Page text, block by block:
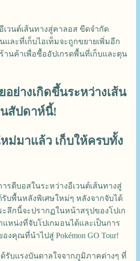
เวนต์เส้นทางสู่คาลอส ขีดจำกัด
และที่เก็บไอเท็มจะถูกขยายเพิ่มอีก
านค้าเพื่อซื้ออัปเกรดพื้นที่เก็บและตุน
อย่างเกิดขึ้นระหว่างเส้น
สัปดาห์นี้!
ม่มาแล้ว เก็บให้ครบทั้ง
ารตีบอสในระหว่างอีเวนต์เส้นทางสู่
บพื้นหลังพิเศษใหม่ๆ หลังจากจับได้
ะลึกนี้จะปรากฏในหน้าสรุปของโปเก
แหน่งที่จับโปเกมอนได้และเป็นการ
งคุณที่นำไปสู่ Pokémon GO Tour!
รับแรงบันดาลใจจากภูมิภาคต่างๆ ที่